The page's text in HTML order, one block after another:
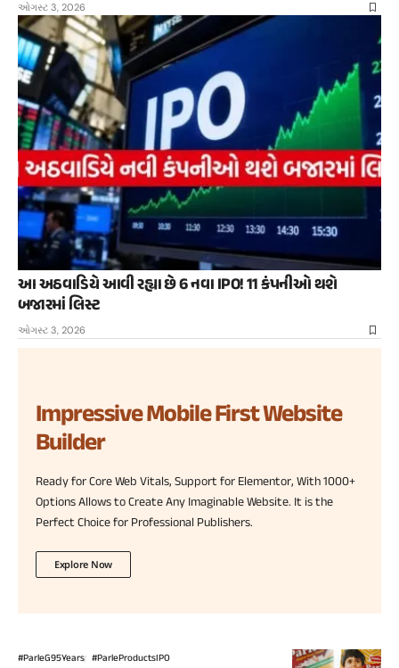
ઓગસ્ટ 3, 2026
આ અઠવાડિયે આવી રહ્યા છે 6 નવા IPO! 11 કંપનીઓ થશે
બજારમાં લિસ્ટ
ઓગસ્ટ 3, 2026
Impressive Mobile First Website
Builder
Ready for Core Web Vitals, Support for Elementor, With 1000+
Options Allows to Create Any Imaginable Website. It is the
Perfect Choice for Professional Publishers.
Explore Now
#ParleG95Years #ParleProductsIPO